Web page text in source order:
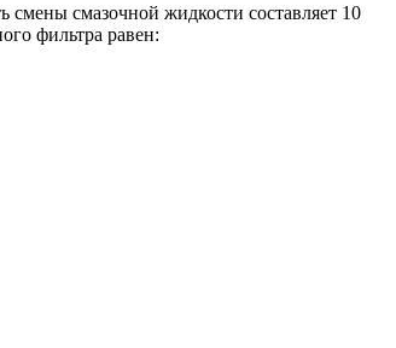
смазочной жидкости составляет 10
фильтра равен: